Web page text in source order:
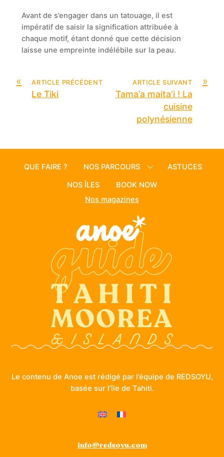
Avant de s’engager dans un tatouage, il est
impératif de saisir la signification attribuée à
chaque motif, étant donné que cette décision
laisse une empreinte indélébile sur la peau.
« ARTICLE PRÉCÉDENT
Le Tiki
»
ARTICLE SUIVANT
Tama’a maita’i ! La
cuisine
polynésienne
QUE FAIRE ? NOS PARCOURS ASTUCES
NOS ÎLES
BOOK NOW
Nos magazines
Le contenu de Anoe est rédigé par l’équipe de REDSOYU,
basée sur l’île de Tahiti.
info@redsoyu.com